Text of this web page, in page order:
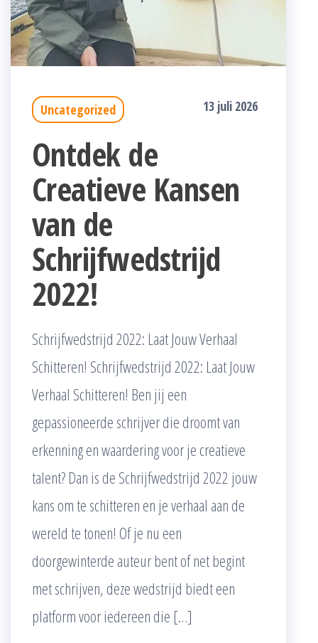
Uncategorized 13 juli 2026
Ontdek de
Creatieve Kansen
van de
Schrijfwedstrijd
2022!
Schrijfwedstrijd 2022: Laat Jouw Verhaal
Schitteren! Schrijfwedstrijd 2022: Laat Jouw
Verhaal Schitteren! Ben jij een
gepassioneerde schrijver die droomt van
erkenning en waardering voor je creatieve
talent? Dan is de Schrijfwedstrijd 2022 jouw
kans om te schitteren en je verhaal aan de
wereld te tonen! Of je nu een
doorgewinterde auteur bent of net begint
met schrijven, deze wedstrijd biedt een
platform voor iedereen die […]